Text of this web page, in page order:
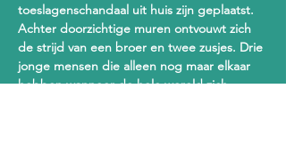
toeslagenschandaal uit huis zijn geplaatst.
Achter doorzichtige muren ontvouwt zich
de strijd van een broer en twee zusjes. Drie
jonge mensen die alleen nog maar elkaar
hebben wanneer de hele wereld zich